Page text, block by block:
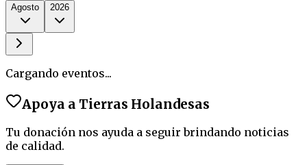
Agosto 2026
Cargando eventos...
Apoya a Tierras Holandesas
Tu donación nos ayuda a seguir brindando noticias
de calidad.